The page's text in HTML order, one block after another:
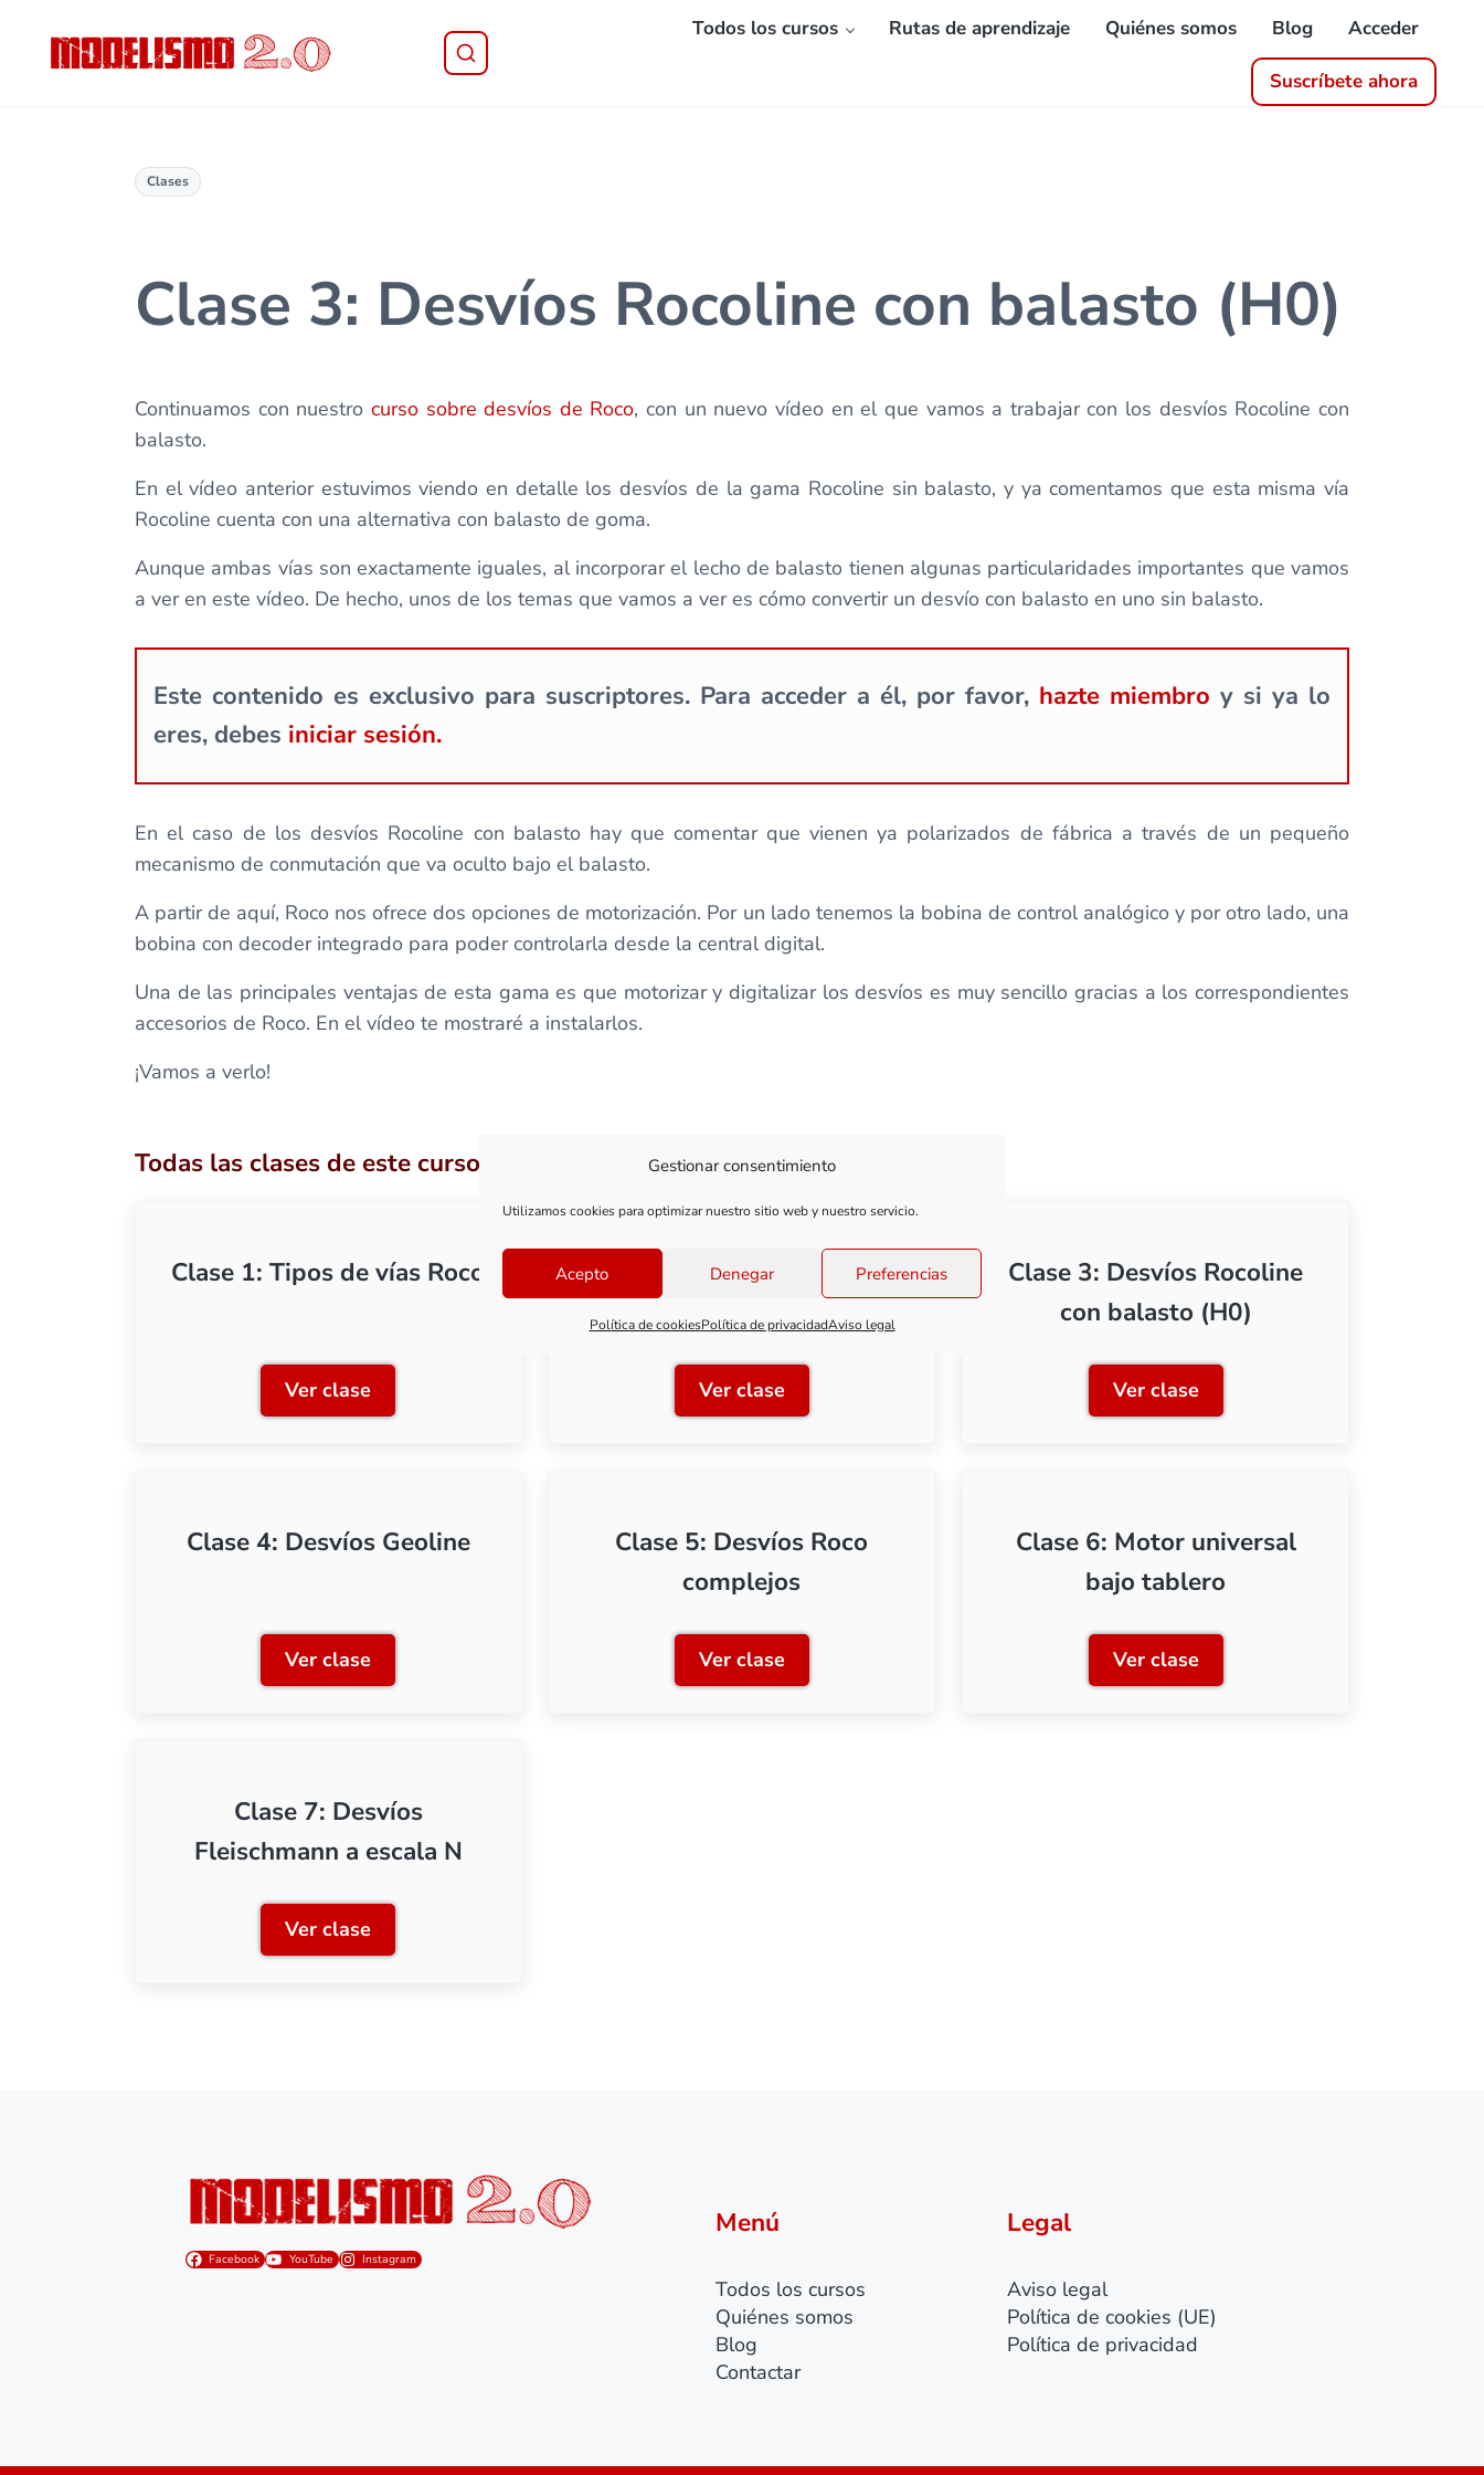
Gestionar consentimiento
Utilizamos cookies para optimizar nuestro sitio web y nuestro servicio.
Acepto Denegar Preferencias
Política de cookiesPolítica de privacidadAviso legal
Todos los cursos Rutas de aprendizaje Quiénes somos Blog Acceder
Suscríbete ahora
Clases
Clase 3: Desvíos Rocoline con balasto (H0)
Continuamos con nuestro curso sobre desvíos de Roco, con un nuevo vídeo en el que vamos a trabajar con los desvíos Rocoline con
balasto.
En el vídeo anterior estuvimos viendo en detalle los desvíos de la gama Rocoline sin balasto, y ya comentamos que esta misma vía
Rocoline cuenta con una alternativa con balasto de goma.
Aunque ambas vías son exactamente iguales, al incorporar el lecho de balasto tienen algunas particularidades importantes que vamos
a ver en este vídeo. De hecho, unos de los temas que vamos a ver es cómo convertir un desvío con balasto en uno sin balasto.
Este contenido es exclusivo para suscriptores. Para acceder a él, por favor, hazte miembro y si ya lo
eres, debes iniciar sesión.
En el caso de los desvíos Rocoline con balasto hay que comentar que vienen ya polarizados de fábrica a través de un pequeño
mecanismo de conmutación que va oculto bajo el balasto.
A partir de aquí, Roco nos ofrece dos opciones de motorización. Por un lado tenemos la bobina de control analógico y por otro lado, una
bobina con decoder integrado para poder controlarla desde la central digital.
Una de las principales ventajas de esta gama es que motorizar y digitalizar los desvíos es muy sencillo gracias a los correspondientes
accesorios de Roco. En el vídeo te mostraré a instalarlos.
¡Vamos a verlo!
Todas las clases de este curso
Clase 1: Tipos de vías Roco
Ver claseClase 1: Tipos de vías Roco
Clase 2: Desvíos Rocoline
sin balasto (H0)
Ver claseClase 2: Desvíos Rocoline sin balasto (H0)
Clase 3: Desvíos Rocoline
con balasto (H0)
Ver claseClase 3: Desvíos Rocoline con
Clase 4: Desvíos Geoline
Ver claseClase 4: Desvíos Geoline
Clase 5: Desvíos Roco
complejos
Ver claseClase 5: Desvíos Roco complejos
Clase 6: Motor universal
bajo tablero
Ver claseClase 6: Motor universal bajo
Clase 7: Desvíos
Fleischmann a escala N
Ver claseClase 7: Desvíos Fleischmann a escala N
Facebook YouTube Instagram
Menú
Todos los cursos
Quiénes somos
Blog
Contactar
Legal
Aviso legal
Política de cookies (UE)
Política de privacidad